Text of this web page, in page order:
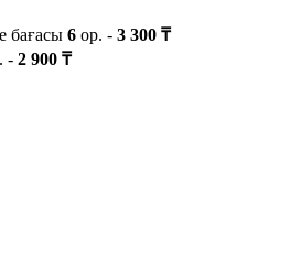
бағасы 6 ор. - 3 300 ₸
- 2 900 ₸